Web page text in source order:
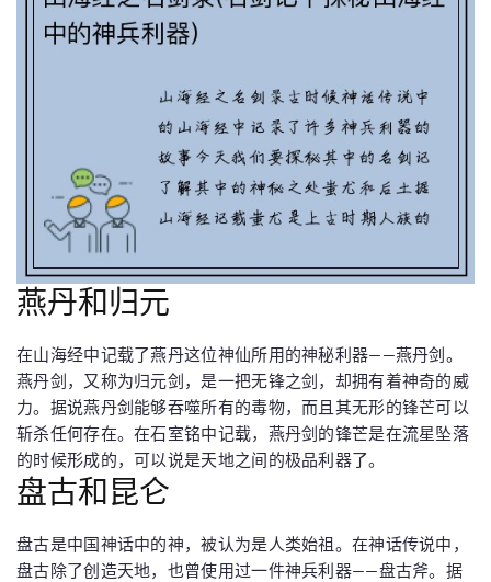
燕丹和归元
在山海经中记载了燕丹这位神仙所用的神秘利器——燕丹剑。
燕丹剑，又称为归元剑，是一把无锋之剑，却拥有着神奇的威
力。据说燕丹剑能够吞噬所有的毒物，而且其无形的锋芒可以
斩杀任何存在。在石室铭中记载，燕丹剑的锋芒是在流星坠落
的时候形成的，可以说是天地之间的极品利器了。
盘古和昆仑
盘古是中国神话中的神，被认为是人类始祖。在神话传说中，
盘古除了创造天地，也曾使用过一件神兵利器——盘古斧。据